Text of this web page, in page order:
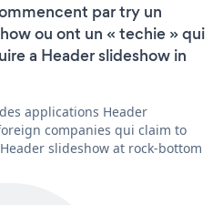
par try un
ou ont un « techie » qui
a Header slideshow in
applications Header
companies qui claim to
slideshow at rock-bottom